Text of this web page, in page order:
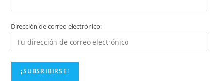
Dirección de correo electrónico: